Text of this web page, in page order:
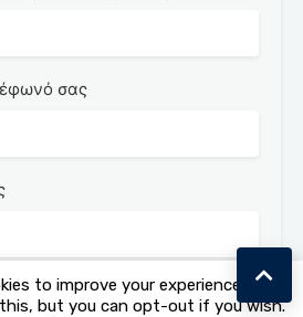
σας
to improve your experience. We'll
but you can opt-out if you wish.